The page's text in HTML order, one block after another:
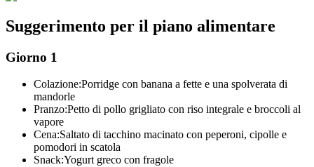
Suggerimento per il piano alimentare
Giorno 1
Colazione:Porridge con banana a fette e una spolverata di
mandorle
Pranzo:Petto di pollo grigliato con riso integrale e broccoli al
vapore
Cena:Saltato di tacchino macinato con peperoni, cipolle e
pomodori in scatola
Snack:Yogurt greco con fragole